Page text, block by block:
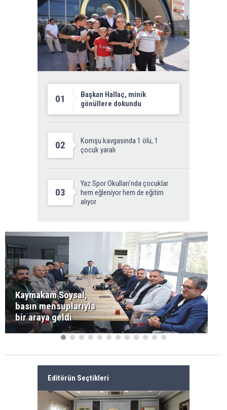
01
Başkan Hallaç, minik
gönüllere dokundu
02
Komşu kavgasında 1 ölü, 1
çocuk yaralı
03
Yaz Spor Okulları’nda çocuklar
hem eğleniyor hem de eğitim
alıyor
Kaymakam Soysal,
basın mensuplarıyla
bir araya geldi
Editörün Seçtikleri